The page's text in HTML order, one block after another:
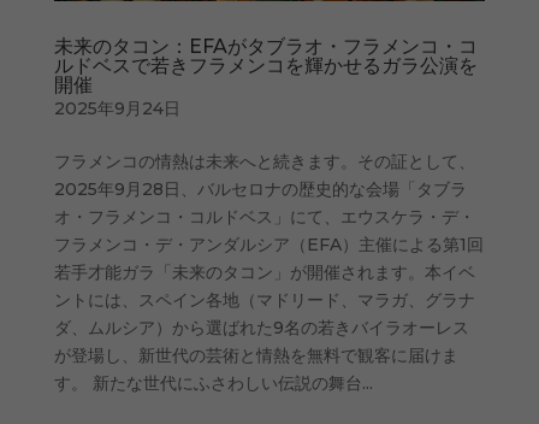
未来のタコン：EFAがタブラオ・フラメンコ・コ
ルドベスで若きフラメンコを輝かせるガラ公演を
開催
2025年9月24日
フラメンコの情熱は未来へと続きます。その証として、
2025年9月28日、バルセロナの歴史的な会場「タブラ
オ・フラメンコ・コルドベス」にて、エウスケラ・デ・
フラメンコ・デ・アンダルシア（EFA）主催による第1回
若手才能ガラ「未来のタコン」が開催されます。本イベ
ントには、スペイン各地（マドリード、マラガ、グラナ
ダ、ムルシア）から選ばれた9名の若きバイラオーレス
が登場し、新世代の芸術と情熱を無料で観客に届けま
す。 新たな世代にふさわしい伝説の舞台...